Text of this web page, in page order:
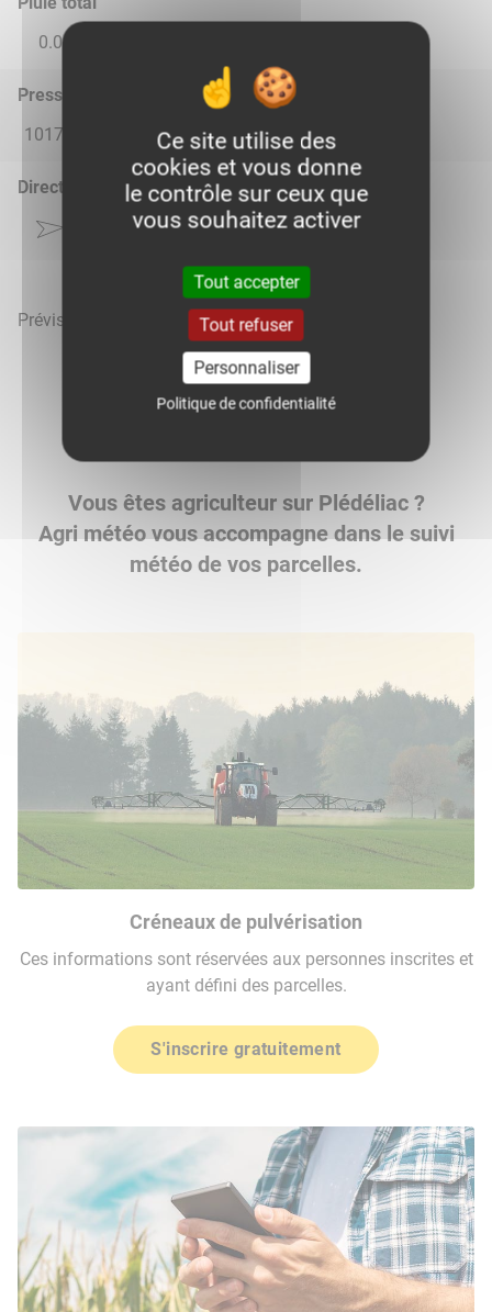
0.0
Pression atmosphérique (hPa)
1017.0
1018.0 1018.0 1018.0
Direction du vent
Prévisions météo mises à jour le 8 août 2026 à 17h
Vous êtes agriculteur sur Plédéliac ?
Agri météo vous accompagne dans le suivi
météo de vos parcelles.
Créneaux de pulvérisation
Ces informations sont réservées aux personnes inscrites et
ayant défini des parcelles.
S'inscrire gratuitement
Ce site utilise des
cookies et vous donne
le contrôle sur ceux que
vous souhaitez activer
Tout accepter
Tout refuser
Personnaliser
Politique de confidentialité